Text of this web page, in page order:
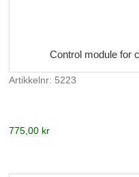
Control module for
Artikkelnr: 5223
775,00 kr